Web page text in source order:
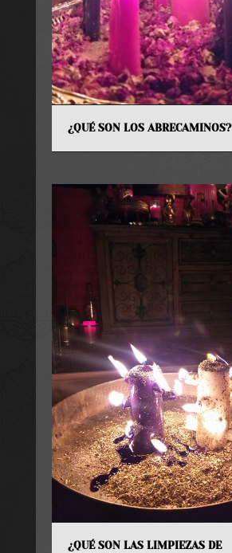
¿QUÉ SON LOS ABRECAMINOS?
¿QUÉ SON LAS LIMPIEZAS DE